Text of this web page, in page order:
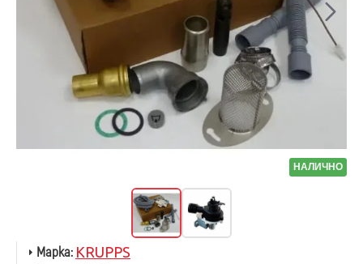
НАЛИЧНО
Марка: KRUPPS